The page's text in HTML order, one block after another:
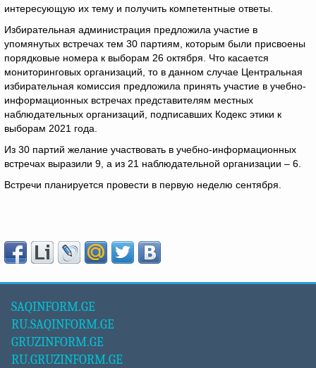
интересующую их тему и получить компетентные ответы.
Избирательная администрация предложила участие в
упомянутых встречах тем 30 партиям, которым были присвоены
порядковые номера к выборам 26 октября. Что касается
мониторинговых организаций, то в данном случае Центральная
избирательная комиссия предложила принять участие в учебно-
информационных встречах представителям местных
наблюдательных организаций, подписавших Кодекс этики к
выборам 2021 года.
Из 30 партий желание участвовать в учебно-информационных
встречах выразили 9, а из 21 наблюдательной организации – 6.
Встречи планируется провести в первую неделю сентября.
SAQINFORM.GE
RU.SAQINFORM.GE
GRUZINFORM.GE
RU.GRUZINFORM.GE